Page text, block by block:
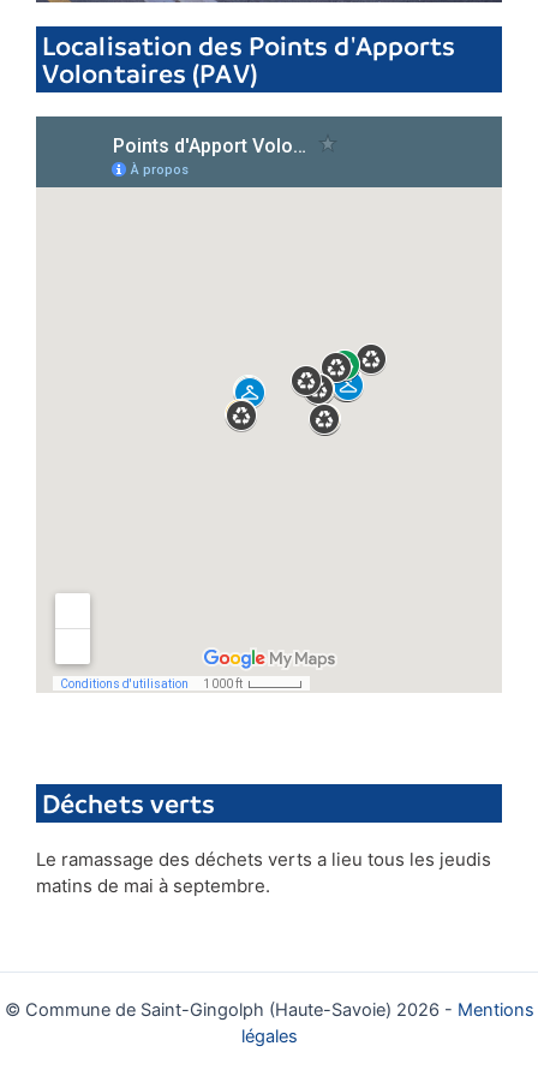
Localisation des Points d'Apports
Volontaires (PAV)
Déchets verts
Le ramassage des déchets verts a lieu tous les jeudis
matins de mai à septembre.
© Commune de Saint-Gingolph (Haute-Savoie) 2026 - Mentions
légales